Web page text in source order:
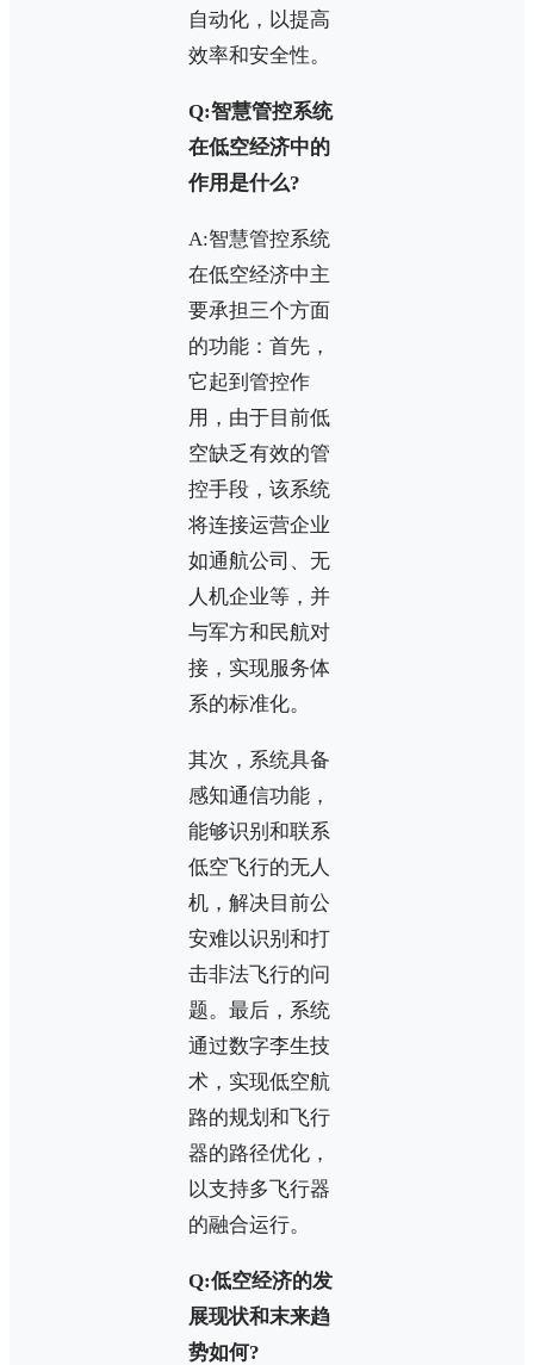
自动化，以提高
效率和安全性。
Q:智慧管控系统
在低空经济中的
作用是什么?
A:智慧管控系统
在低空经济中主
要承担三个方面
的功能：首先，
它起到管控作
用，由于目前低
空缺乏有效的管
控手段，该系统
将连接运营企业
如通航公司、无
人机企业等，并
与军方和民航对
接，实现服务体
系的标准化。
其次，系统具备
感知通信功能，
能够识别和联系
低空飞行的无人
机，解决目前公
安难以识别和打
击非法飞行的问
题。最后，系统
通过数字李生技
术，实现低空航
路的规划和飞行
器的路径优化，
以支持多飞行器
的融合运行。
Q:低空经济的发
展现状和末来趋
势如何?